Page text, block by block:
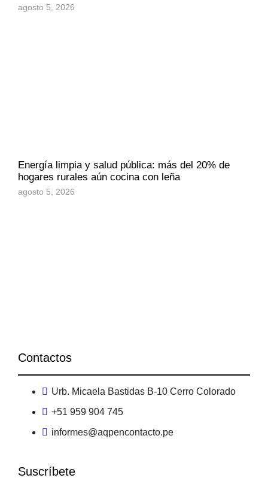
agosto 5, 2026
Energía limpia y salud pública: más del 20% de
hogares rurales aún cocina con leña
agosto 5, 2026
Contactos
Urb. Micaela Bastidas B-10 Cerro Colorado
+51 959 904 745
informes@aqpencontacto.pe
Suscríbete